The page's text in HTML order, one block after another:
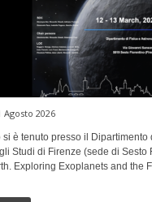
Agosto 2026
si è tenuto presso il
Studi di Firenze (sede di Sesto
Exploring Exoplanets and the